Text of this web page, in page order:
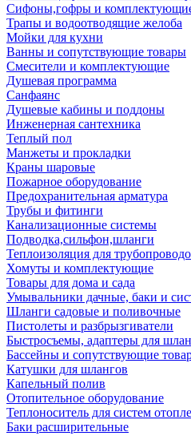
Сифоны,гофры и
Трапы и водоотводящие желоба
Мойки для кухни
Ванны и сопутствующие товары
Смесители и комплектующие
Душевая программа
Санфаянс
Душевые кабины и поддоны
Инженерная сантехника
Теплый пол
Манжеты и прокладки
Краны шаровые
Пожарное оборудование
Предохранительная арматура
Трубы и фитинги
Канализационные системы
Подводка,сильфон,шланги
Теплоизоляция для
Хомуты и комплектующие
Товары для дома и сада
Умывальники дачные, баки и
Шланги садовые и поливочные
Пистолеты и разбрызгиватели
Быстросъемы, адаптеры для
Бассейны и сопутствующие
Катушки для шлангов
Капельный полив
Отопительное оборудование
Теплоноситель для систем
Баки расширительные